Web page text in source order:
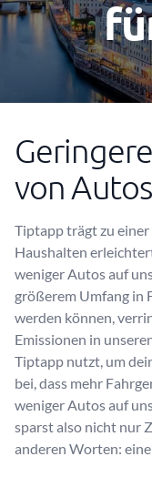
von Autos
Tiptapp trägt zu
Haushalten
weniger Autos auf
größerem Umfang in
werden können,
Emissionen in
Tiptapp nutzt, um
bei, dass mehr
weniger Autos auf
sparst also nicht nur
anderen Worten: